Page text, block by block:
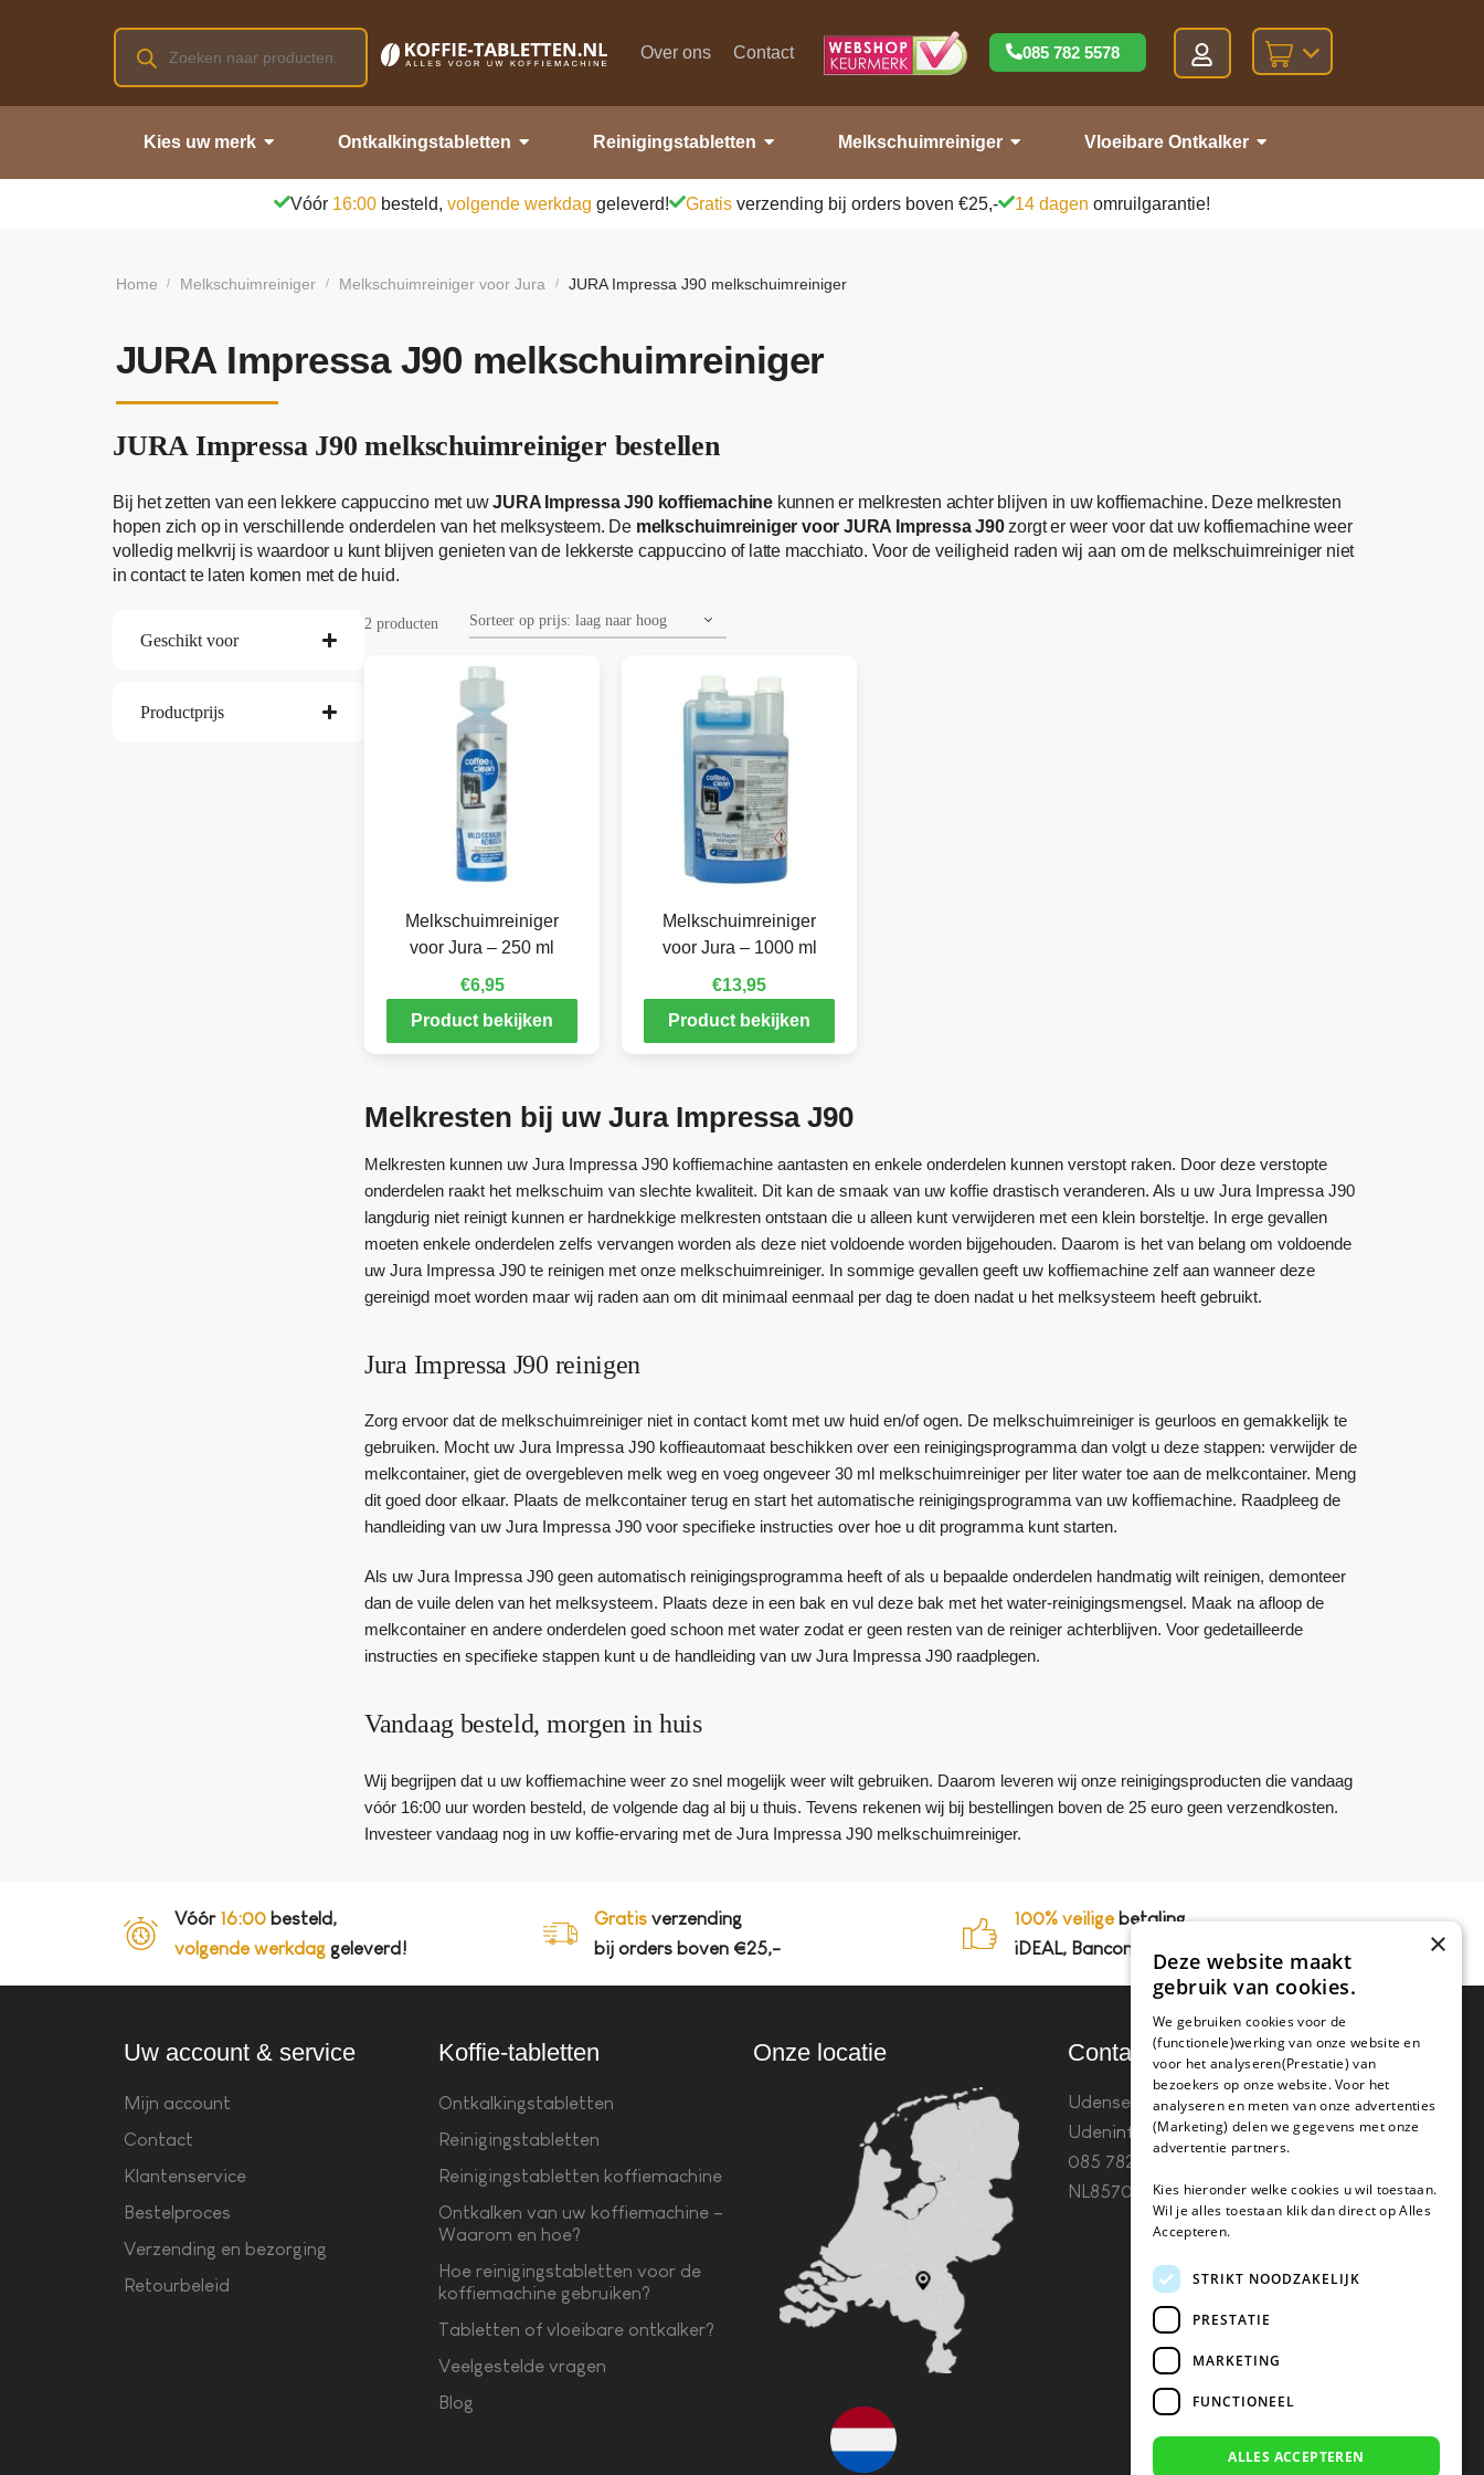
Over ons Contact 085 782 5578
Kies uw merk Ontkalkingstabletten Reinigingstabletten Melkschuimreiniger Vloeibare Ontkalker
Vóór 16:00 besteld, volgende werkdag geleverd! Gratis verzending bij orders boven €25,- 14 dagen omruilgarantie!
Home / Melkschuimreiniger / Melkschuimreiniger voor Jura / JURA Impressa J90 melkschuimreiniger
JURA Impressa J90 melkschuimreiniger
JURA Impressa J90 melkschuimreiniger bestellen
Bij het zetten van een lekkere cappuccino met uwJURA Impressa J90 koffiemachine kunnen er melkresten achter blijven in uw koffiemachine. Deze melkresten
hopen zich op in verschillende onderdelen van het melksysteem. De melkschuimreiniger voor JURA Impressa J90zorgt er weer voor dat uw koffiemachine weer
volledig melkvrij is waardoor u kunt blijven genieten van de lekkerste cappuccino of latte macchiato. Voor de veiligheid raden wij aan om de melkschuimreiniger niet
in contact te laten komen met de huid.
Geschikt voor
Productprijs
2 producten
Melkschuimreiniger
voor Jura – 250 ml
€6,95
Product bekijken
Melkschuimreiniger
voor Jura – 1000 ml
€13,95
Product bekijken
Melkresten bij uw Jura Impressa J90
Melkresten kunnen uw Jura Impressa J90 koffiemachine aantasten en enkele onderdelen kunnen verstopt raken. Door deze verstopte
onderdelen raakt het melkschuim van slechte kwaliteit. Dit kan de smaak van uw koffie drastisch veranderen. Als u uw Jura Impressa J90
langdurig niet reinigt kunnen er hardnekkige melkresten ontstaan die u alleen kunt verwijderen met een klein borsteltje. In erge gevallen
moeten enkele onderdelen zelfs vervangen worden als deze niet voldoende worden bijgehouden. Daarom is het van belang om voldoende
uw Jura Impressa J90 te reinigen met onze melkschuimreiniger. In sommige gevallen geeft uw koffiemachine zelf aan wanneer deze
gereinigd moet worden maar wij raden aan om dit minimaal eenmaal per dag te doen nadat u het melksysteem heeft gebruikt.
Jura Impressa J90 reinigen
Zorg ervoor dat de melkschuimreiniger niet in contact komt met uw huid en/of ogen. De melkschuimreiniger is geurloos en gemakkelijk te
gebruiken. Mocht uw Jura Impressa J90 koffieautomaat beschikken over een reinigingsprogramma dan volgt u deze stappen: verwijder de
melkcontainer, giet de overgebleven melk weg en voeg ongeveer 30 ml melkschuimreiniger per liter water toe aan de melkcontainer. Meng
dit goed door elkaar. Plaats de melkcontainer terug en start het automatische reinigingsprogramma van uw koffiemachine. Raadpleeg de
handleiding van uw Jura Impressa J90 voor specifieke instructies over hoe u dit programma kunt starten.
Als uw Jura Impressa J90 geen automatisch reinigingsprogramma heeft of als u bepaalde onderdelen handmatig wilt reinigen, demonteer
dan de vuile delen van het melksysteem. Plaats deze in een bak en vul deze bak met het water-reinigingsmengsel. Maak na afloop de
melkcontainer en andere onderdelen goed schoon met water zodat er geen resten van de reiniger achterblijven. Voor gedetailleerde
instructies en specifieke stappen kunt u de handleiding van uw Jura Impressa J90 raadplegen.
Vandaag besteld, morgen in huis
Wij begrijpen dat u uw koffiemachine weer zo snel mogelijk weer wilt gebruiken. Daarom leveren wij onze reinigingsproducten die vandaag
vóór 16:00 uur worden besteld, de volgende dag al bij u thuis. Tevens rekenen wij bij bestellingen boven de 25 euro geen verzendkosten.
Investeer vandaag nog in uw koffie-ervaring met de Jura Impressa J90 melkschuimreiniger.
Vóór 16:00 besteld,
volgende werkdag geleverd!
Gratis verzending
bij orders boven €25,-
100% veiligebetaling,
iDEAL, Bancontact en op rekening
Uw account & service
Mijn account
Contact
Klantenservice
Bestelproces
Verzending en bezorging
Retourbeleid
Koffie-tabletten
Ontkalkingstabletten
Reinigingstabletten
Reinigingstabletten koffiemachine
Ontkalken van uw koffiemachine –
Waarom en hoe?
Hoe reinigingstabletten voor de
koffiemachine gebruiken?
Tabletten of vloeibare ontkalker?
Veelgestelde vragen
Blog
Onze locatie Contact
Udenseweg 8B 5405 PA
Udeninfo(@)koffie-tabletten.nlTel.
085 782 5578KvK 67529623 Btw:
NL857053759B01
×
Deze website maakt
gebruik van cookies.
We gebruiken cookies voor de
(functionele)werking van onze website en
voor het analyseren(Prestatie) van
bezoekers op onze website. Voor het
analyseren en meten van onze advertenties
(Marketing) delen we gegevens met onze
advertentie partners.
Kies hieronder welke cookies u wil toestaan.
Wil je alles toestaan klik dan direct op Alles
Accepteren.
STRIKT NOODZAKELIJK
PRESTATIE
MARKETING
FUNCTIONEEL
ALLES ACCEPTEREN